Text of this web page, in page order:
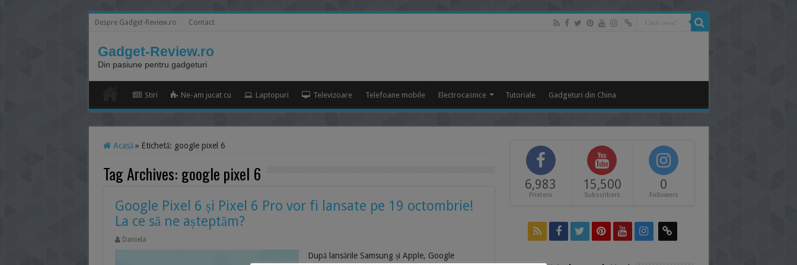
Despre Gadget-Review.ro Contact
Gadget-Review.ro
Din pasiune pentru gadgeturi
Stiri Ne-am jucat cu Laptopuri Televizoare Telefoane mobile Electrocasnice Tutoriale Gadgeturi din China
Acasă » Etichetă: google pixel 6
Tag Archives: google pixel 6
Google Pixel 6 și Pixel 6 Pro vor fi lansate pe 19 octombrie!
La ce să ne așteptăm?
Daniela
După lansările Samsung și Apple, Google
6,983
Prieteni
15,500
Subscribers
0
Followers